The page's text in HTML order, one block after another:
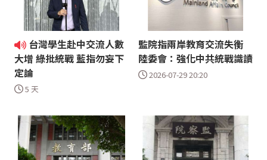
台灣學生赴中交流人數
大增 綠批統戰 藍指勿妄下
定論
5 天
監院指兩岸教育交流失衡
陸委會：強化中共統戰識讀
2026-07-29 20:20